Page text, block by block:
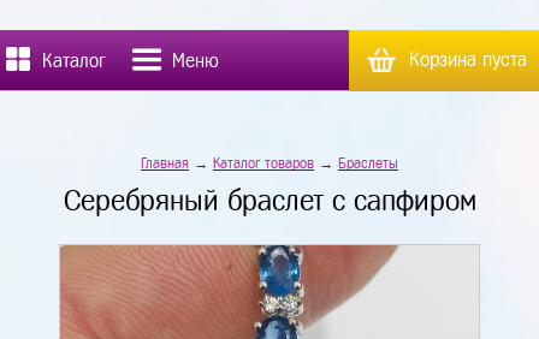
Каталог Меню Корзина пуста
Главная → Каталог товаров → Браслеты
Серебряный браслет с сапфиром